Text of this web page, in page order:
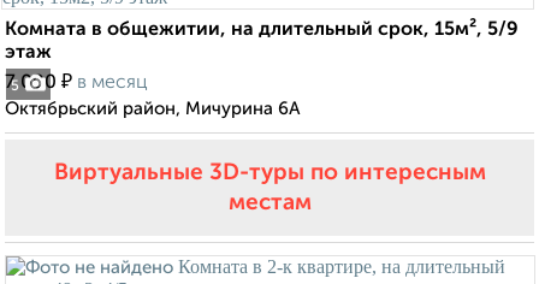
5
Комната в общежитии, на длительный срок, 15м², 5/9
этаж
7 000 ₽ в месяц
Октябрьский район, Мичурина 6А
Виртуальные 3D-туры по интересным
местам